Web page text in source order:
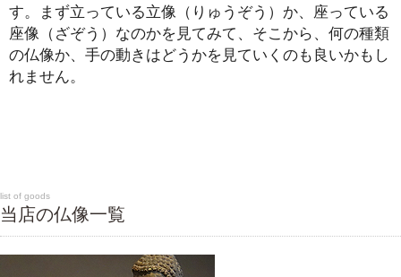
す。まず立っている立像（りゅうぞう）か、座っている
座像（ざぞう）なのかを見てみて、そこから、何の種類
の仏像か、手の動きはどうかを見ていくのも良いかもし
れません。
list of goods
当店の仏像一覧